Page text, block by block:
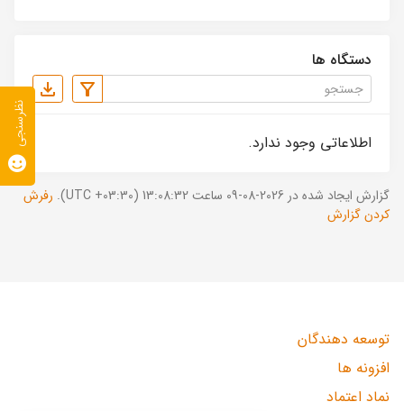
دستگاه ها
اطلاعاتی وجود ندارد.
گزارش ایجاد شده در 2026-08-09 ساعت 13:08:32 (UTC +03:30).
رفرش
کردن گزارش
توسعه دهندگان
افزونه ها
نماد اعتماد
نظرسنجی